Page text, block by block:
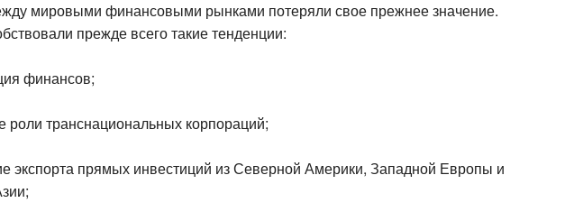
мировыми финансовыми рынками потеряли свое прежнее значение.
прежде всего такие тенденции:
финансов;
роли транснациональных корпораций;
экспорта прямых инвестиций из Северной Америки, Западной Европы и